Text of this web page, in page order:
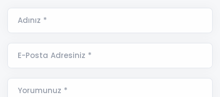
Adınız *
E-Posta Adresiniz *
Yorumunuz *